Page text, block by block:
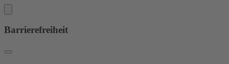
Barrierefreiheit